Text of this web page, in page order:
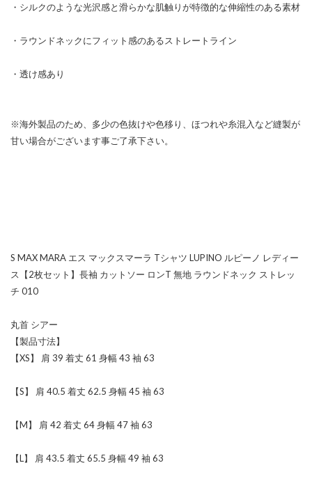
・シルクのような光沢感と滑らかな肌触りが特徴的な伸縮性のある素材
・ラウンドネックにフィット感のあるストレートライン
・透け感あり
※海外製品のため、多少の色抜けや色移り、ほつれや糸混入など縫製が
甘い場合がございます事ご了承下さい。
S MAX MARA エス マックスマーラ Tシャツ LUPINO ルピーノ レディー
ス【2枚セット】長袖 カットソー ロンT 無地 ラウンドネック ストレッ
チ 010
丸首 シアー
【製品寸法】
【XS】 肩 39 着丈 61 身幅 43 袖 63
【S】 肩 40.5 着丈 62.5 身幅 45 袖 63
【M】 肩 42 着丈 64 身幅 47 袖 63
【L】 肩 43.5 着丈 65.5 身幅 49 袖 63